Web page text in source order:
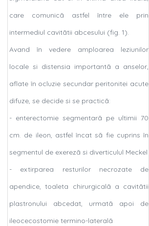
care comunicã astfel între ele prin
intermediul cavitãtii abcesului (fig. 1).
Avand în vedere amploarea leziunilor
locale si distensia importantã a anselor,
aflate în ocluzie secundar peritonitei acute
difuze, se decide si se practicã:
- enterectomie segmentarã pe ultimii 70
cm. de ileon, astfel încat sã fie cuprins în
segmentul de exerezã si diverticulul Meckel
- extirparea resturilor necrozate de
apendice, toaleta chirurgicalã a cavitãtii
plastronului abcedat, urmatã apoi de
ileocecostomie termino-lateralã